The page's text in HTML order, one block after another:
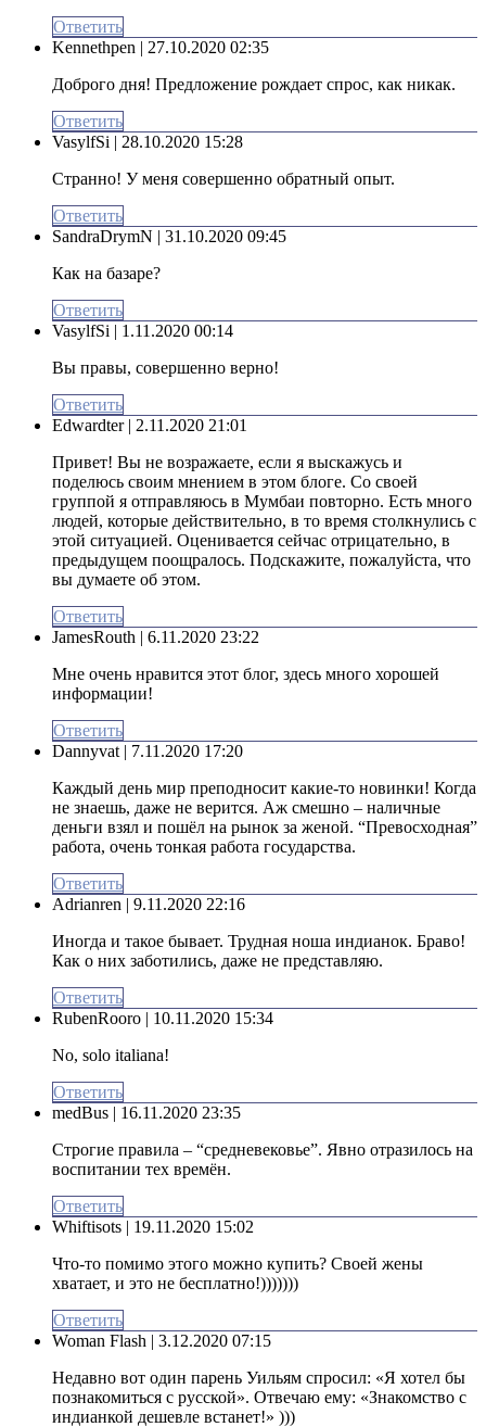
Ответить
Kennethpen | 27.10.2020 02:35
Доброго дня! Предложение рождает спрос, как никак.
Ответить
VasylfSi | 28.10.2020 15:28
Странно! У меня совершенно обратный опыт.
Ответить
SandraDrymN | 31.10.2020 09:45
Как на базаре?
Ответить
VasylfSi | 1.11.2020 00:14
Вы правы, совершенно верно!
Ответить
Edwardter | 2.11.2020 21:01
Привет! Вы не возражаете, если я выскажусь и
поделюсь своим мнением в этом блоге. Со своей
группой я отправляюсь в Мумбаи повторно. Есть много
людей, которые действительно, в то время столкнулись с
этой ситуацией. Оценивается сейчас отрицательно, в
предыдущем поощралось. Подскажите, пожалуйста, что
вы думаете об этом.
Ответить
JamesRouth | 6.11.2020 23:22
Мне очень нравится этот блог, здесь много хорошей
информации!
Ответить
Dannyvat | 7.11.2020 17:20
Каждый день мир преподносит какие-то новинки! Когда
не знаешь, даже не верится. Аж смешно – наличные
деньги взял и пошёл на рынок за женой. “Превосходная”
работа, очень тонкая работа государства.
Ответить
Adrianren | 9.11.2020 22:16
Иногда и такое бывает. Трудная ноша индианок. Браво!
Как о них заботились, даже не представляю.
Ответить
RubenRooro | 10.11.2020 15:34
No, solo italiana!
Ответить
medBus | 16.11.2020 23:35
Строгие правила – “средневековье”. Явно отразилось на
воспитании тех времён.
Ответить
Whiftisots | 19.11.2020 15:02
Что-то помимо этого можно купить? Своей жены
хватает, и это не бесплатно!)))))))
Ответить
Woman Flash | 3.12.2020 07:15
Недавно вот один парень Уильям спросил: «Я хотел бы
познакомиться с русской». Отвечаю ему: «Знакомство с
индианкой дешевле встанет!» )))